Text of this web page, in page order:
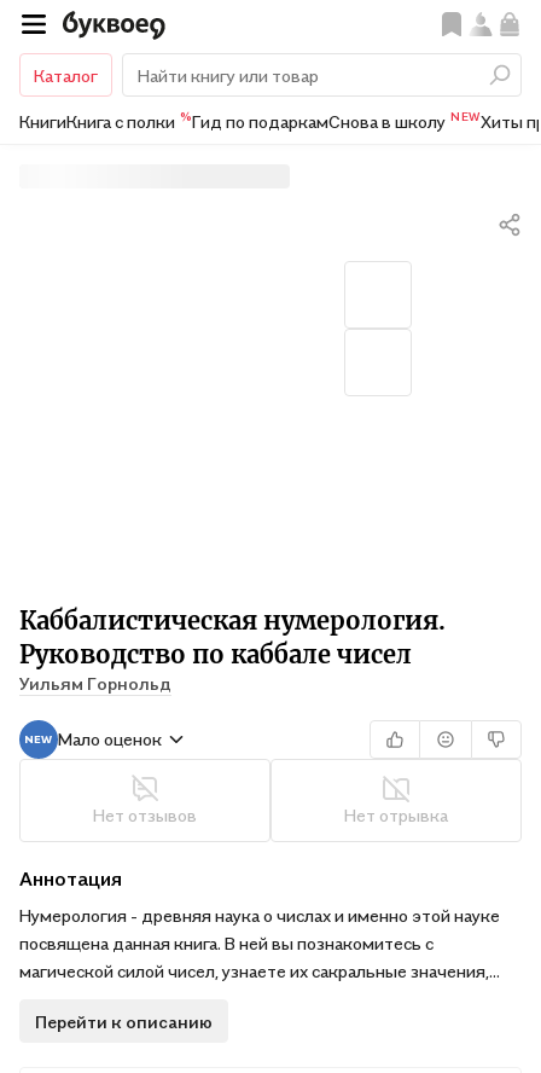
Каталог
КнигиКнига с полки %Гид по подаркамСнова в школу NEWХиты
Каббалистическая нумерология.
Руководство по каббале чисел
Уильям Горнольд
Мало оценок
Нет отзывов Нет отрывка
Аннотация
Нумерология - древняя наука о числах и именно этой науке
посвящена данная книга. В ней вы познакомитесь с
магической силой чисел, узнаете их сакральные значения,
которые издавна помогают ищущим познавать себя и
Перейти к описанию